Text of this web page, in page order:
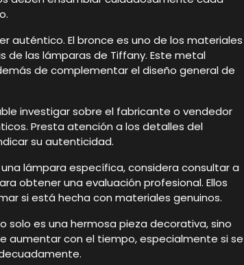
auténtico. El bronce es uno de los materiales
de las lámparas de Tiffany. Este metal
de complementar el diseño general de
investigar sobre el fabricante o vendedor
Presta atención a los detalles del
su autenticidad.
lámpara específica, considera consultar a
obtener una evaluación profesional. Ellos
si está hecha con materiales genuinos.
solo es una hermosa pieza decorativa, sino
aumentar con el tiempo, especialmente si se